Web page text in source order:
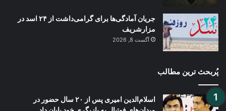
جریان آمادگی‌ها برای گرامی‌داشت از ۲۴ اسد در
مزارشریف
آگست 8, 2026
پُربحث ترین مطالب
اسلام‌الدین امیری پس از ۲۰ سال حضور در